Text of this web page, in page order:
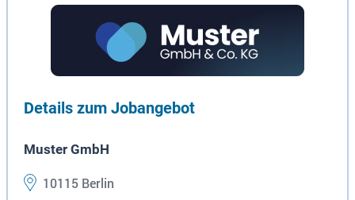
Details zum Jobangebot
Muster GmbH
10115 Berlin